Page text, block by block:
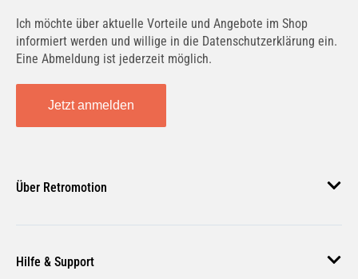
Ich möchte über aktuelle Vorteile und Angebote im Shop
informiert werden und willige in die Datenschutzerklärung ein.
Eine Abmeldung ist jederzeit möglich.
Jetzt anmelden
Über Retromotion
Unsere Jobs
Hilfe & Support